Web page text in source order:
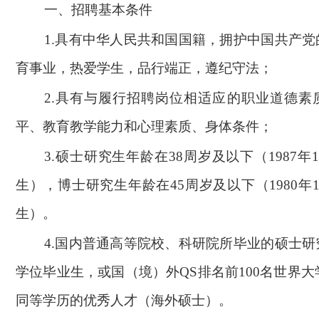
一、招聘基本条件
1.具有中华人民共和国国籍，拥护中国共产
育事业，热爱学生，品行端正，遵纪守法；
2.具有与履行招聘岗位相适应的职业道德素
平、教育教学能力和心理素质、身体条件；
3.硕士研究生年龄在38周岁及以下（1987年
生），博士研究生年龄在45周岁及以下（1980年
生）。
4.国内普通高等院校、科研院所毕业的硕士
学位毕业生，或国（境）外QS排名前100名世界大
同等学历的优秀人才（海外硕士）。